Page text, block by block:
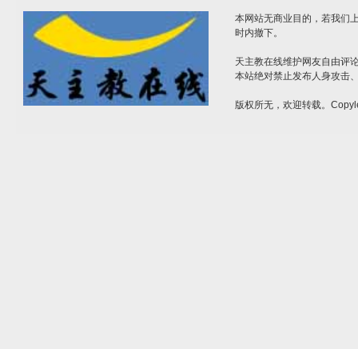
本网站无商业目的，若我们
时内撤下。
天主教在线维护网友自由评
本站绝对禁止发布人身攻击
版权所无，欢迎转载。